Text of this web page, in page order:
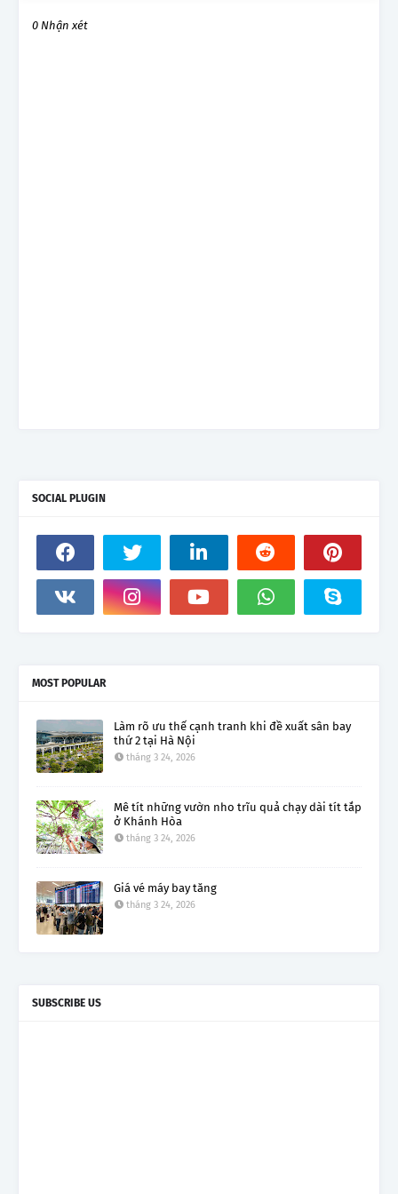
0 Nhận xét
SOCIAL PLUGIN
MOST POPULAR
Làm rõ ưu thế cạnh tranh khi đề xuất sân bay
thứ 2 tại Hà Nội
tháng 3 24, 2026
Mê tít những vườn nho trĩu quả chạy dài tít tắp
ở Khánh Hòa
tháng 3 24, 2026
Giá vé máy bay tăng
tháng 3 24, 2026
SUBSCRIBE US